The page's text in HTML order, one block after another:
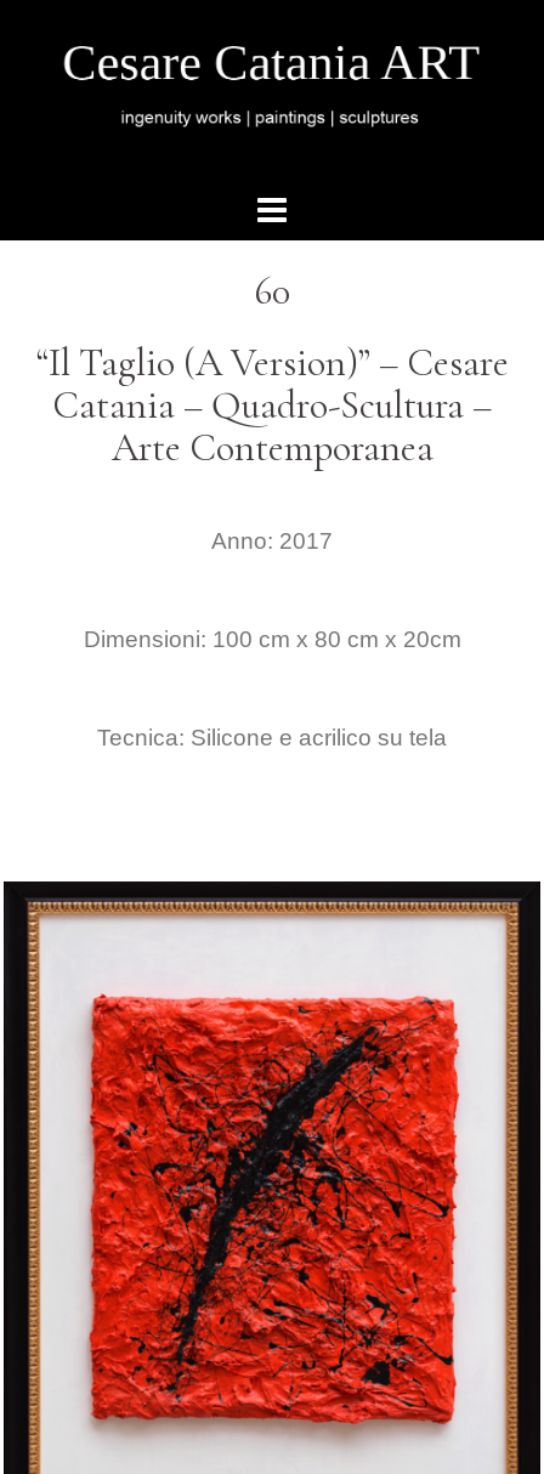
60
“Il Taglio (A Version)” – Cesare
Catania – Quadro-Scultura –
Arte Contemporanea
Anno: 2017
Dimensioni: 100 cm x 80 cm x 20cm
Tecnica: Silicone e acrilico su tela